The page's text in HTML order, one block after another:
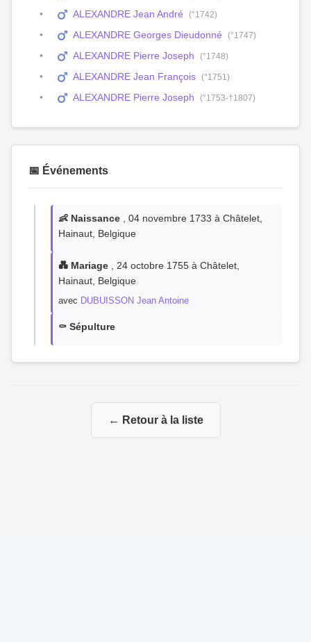
ALEXANDRE Jean André (°1742)
ALEXANDRE Georges Dieudonné (°1747)
ALEXANDRE Pierre Joseph (°1748)
ALEXANDRE Jean François (°1751)
ALEXANDRE Pierre Joseph (°1753-†1807)
📅 Événements
👶 Naissance , 04 novembre 1733 à Châtelet,
Hainaut, Belgique
💑 Mariage , 24 octobre 1755 à Châtelet,
Hainaut, Belgique
avec DUBUISSON Jean Antoine
⚰️ Sépulture
← Retour à la liste